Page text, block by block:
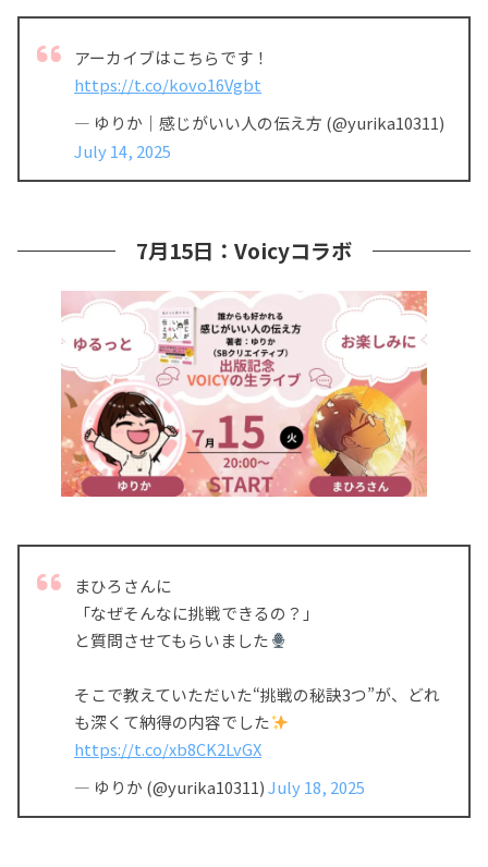
アーカイブはこちらです！
https://t.co/kovo16Vgbt
— ゆりか｜感じがいい人の伝え方 (@yurika10311)
July 14, 2025
7月15日：Voicyコラボ
まひろさんに
「なぜそんなに挑戦できるの？」
と質問させてもらいました
そこで教えていただいた“挑戦の秘訣3つ”が、どれ
も深くて納得の内容でした
https://t.co/xb8CK2LvGX
— ゆりか (@yurika10311)July 18, 2025